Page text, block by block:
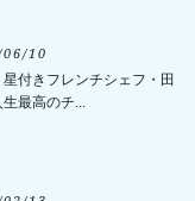
10
付きフレンチシェフ・田
最高のチ...